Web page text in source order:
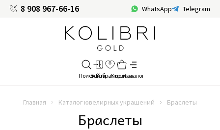
8 908 967-66-16 WhatsApp Telegram
Главная Каталог ювелирных украшений Браслеты
Браслеты